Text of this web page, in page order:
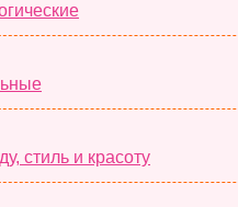
стиль и красоту